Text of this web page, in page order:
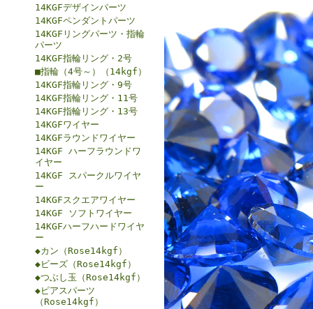
14KGFデザインパーツ
14KGFペンダントパーツ
14KGFリングパーツ・指輪
パーツ
14KGF指輪リング・2号
■指輪（4号～）（14kgf）
14KGF指輪リング・9号
14KGF指輪リング・11号
14KGF指輪リング・13号
14KGFワイヤー
14KGFラウンドワイヤー
14KGF ハーフラウンドワ
イヤー
14KGF スパークルワイヤ
ー
14KGFスクエアワイヤー
14KGF ソフトワイヤー
14KGFハーフハードワイヤ
ー
◆カン（Rose14kgf）
◆ビーズ（Rose14kgf）
◆つぶし玉（Rose14kgf）
◆ピアスパーツ
（Rose14kgf）